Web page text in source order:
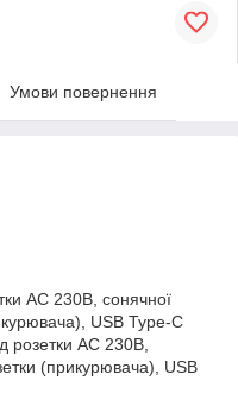
Умови повернення
АС 230В, сонячної
USB Type-C
розетки АС 230В,
(прикурювача), USB